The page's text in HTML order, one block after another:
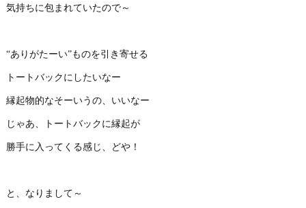
気持ちに包まれていたので～
“ありがたーい”ものを引き寄せる
トートバックにしたいなー
縁起物的なそーいうの、いいなー
じゃあ、トートバックに縁起が
勝手に入ってくる感じ、どや！
と、なりまして～